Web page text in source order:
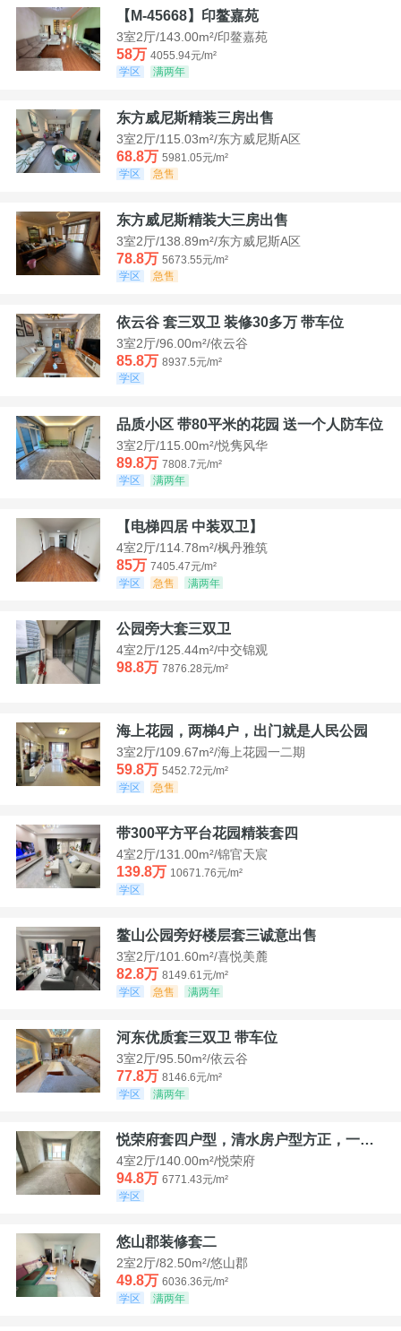
【M-45668】印鳌嘉苑
3室2厅/143.00m²/印鳌嘉苑
58万 4055.94元/m²
学区
满两年
东方威尼斯精装三房出售
3室2厅/115.03m²/东方威尼斯A区
68.8万 5981.05元/m²
学区
急售
东方威尼斯精装大三房出售
3室2厅/138.89m²/东方威尼斯A区
78.8万 5673.55元/m²
学区
急售
依云谷 套三双卫 装修30多万 带车位
3室2厅/96.00m²/依云谷
85.8万 8937.5元/m²
学区
品质小区 带80平米的花园 送一个人防车位
3室2厅/115.00m²/悦隽风华
89.8万 7808.7元/m²
学区
满两年
【电梯四居 中装双卫】
4室2厅/114.78m²/枫丹雅筑
85万 7405.47元/m²
学区
急售 满两年
公园旁大套三双卫
4室2厅/125.44m²/中交锦观
98.8万 7876.28元/m²
海上花园，两梯4户，出门就是人民公园
3室2厅/109.67m²/海上花园一二期
59.8万 5452.72元/m²
学区
急售
带300平方平台花园精装套四
4室2厅/131.00m²/锦官天宸
139.8万 10671.76元/m²
学区
鳌山公园旁好楼层套三诚意出售
3室2厅/101.60m²/喜悦美麓
82.8万 8149.61元/m²
学区
急售 满两年
河东优质套三双卫 带车位
3室2厅/95.50m²/依云谷
77.8万 8146.6元/m²
学区
满两年
悦荣府套四户型，清水房户型方正，一口价94，8
4室2厅/140.00m²/悦荣府
94.8万 6771.43元/m²
学区
悠山郡装修套二
2室2厅/82.50m²/悠山郡
49.8万 6036.36元/m²
学区
满两年